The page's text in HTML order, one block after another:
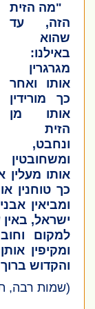
"מה הזית
הזה, עד
שהוא
באילנו:
מגרגרין
אותו ואחר
כך מורידין
אותו מן
הזית
ונחבט,
ומשחובטין
אותו מעלין
כך טוחנין
ומביאין
ישראל, באין
למקום
ומקיפין
והקדוש ברוך
(שמות רבה,